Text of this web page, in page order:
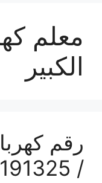
معلم
الكبير
رقم